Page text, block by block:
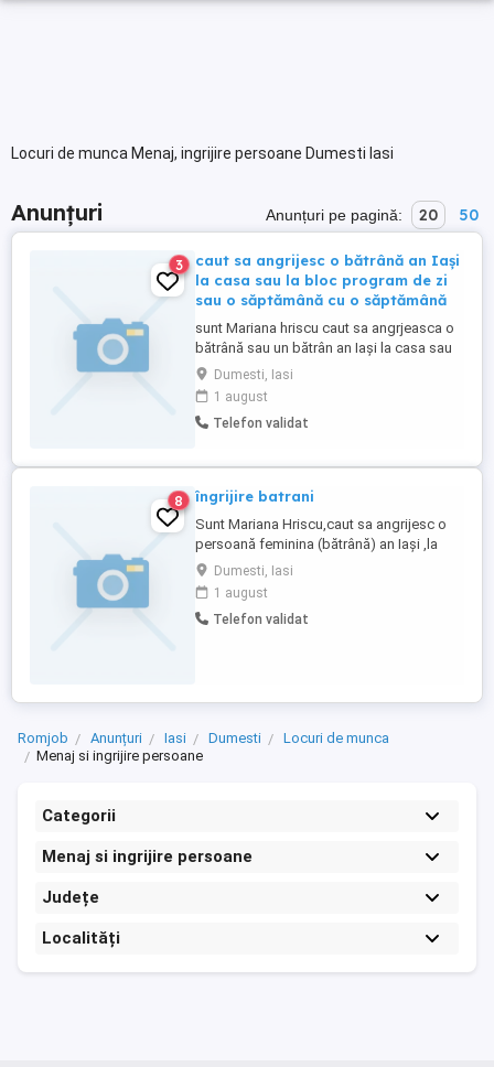
Locuri de munca Menaj, ingrijire persoane Dumesti Iasi
Anunțuri Anunțuri pe pagină: 20 50
3
caut sa angrijesc o bătrână an Iași
la casa sau la bloc program de zi
sau o săptămână cu o săptămână
sunt Mariana hriscu caut sa angrjeasca o
bătrână sau un bătrân an Iași la casa sau
la bloc program de zi sau o săptămână cu
o săptămână.
Dumesti, Iasi
1 august
Telefon validat
8 îngrijire batrani
Sunt Mariana Hriscu,caut sa angrijesc o
persoană feminina (bătrână) an Iași ,la
casa sau la bloc, program de zi de 8 ore
sau interna cu o săptămână eu și una
colega mea .
Dumesti, Iasi
1 august
Telefon validat
Romjob Anunțuri Iasi Dumesti
Locuri de munca
Menaj si ingrijire persoane
Categorii
Menaj si ingrijire persoane
Județe
Localități